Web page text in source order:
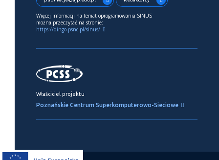
Więcej informacji na temat oprogramowania SINUS
można przeczytać na stronie:
https://dingo.psnc.pl/sinus/
Właściciel projektu
Poznańskie Centrum Superkomputerowo-Sieciowe